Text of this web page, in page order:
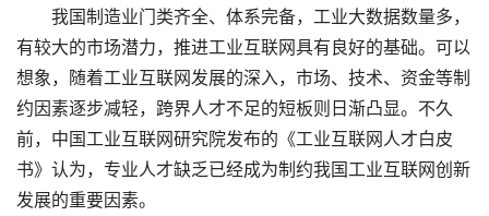
我国制造业门类齐全、体系完备，工业大数据数量多，
有较大的市场潜力，推进工业互联网具有良好的基础。可以
想象，随着工业互联网发展的深入，市场、技术、资金等制
约因素逐步减轻，跨界人才不足的短板则日渐凸显。不久
前，中国工业互联网研究院发布的《工业互联网人才白皮
书》认为，专业人才缺乏已经成为制约我国工业互联网创新
发展的重要因素。